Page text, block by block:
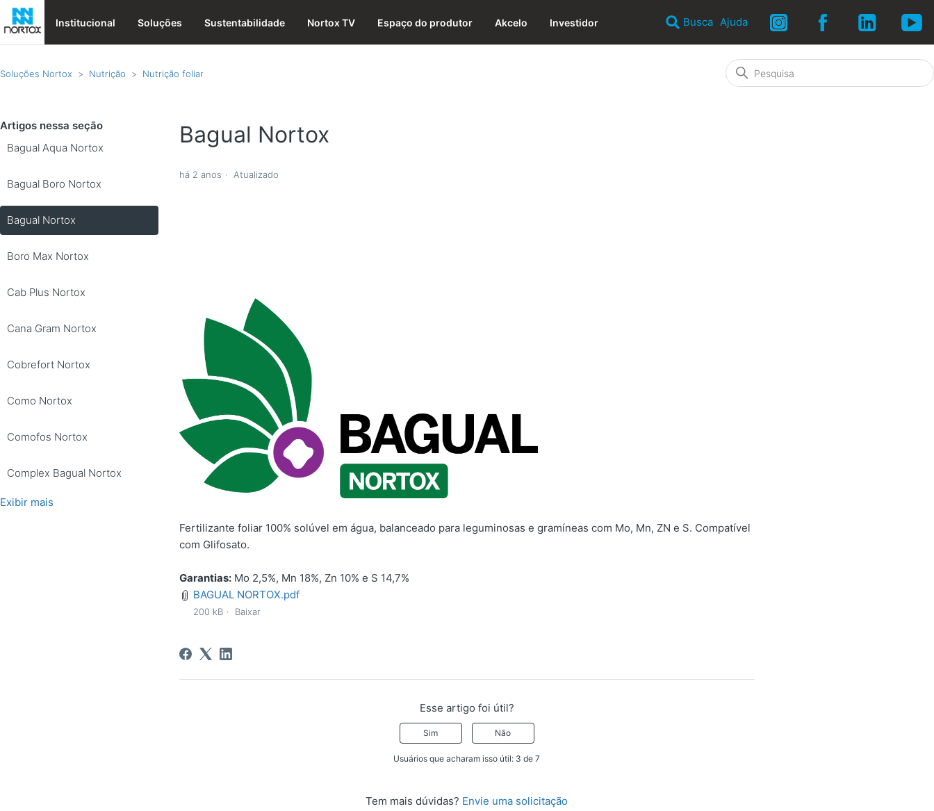
Institucional Soluções Sustentabilidade Nortox TV Espaço do produtor Akcelo Investidor Busca Ajuda
Soluções Nortox Nutrição Nutrição foliar
Artigos nessa seção
Bagual Aqua Nortox
Bagual Boro Nortox
Bagual Nortox
Boro Max Nortox
Cab Plus Nortox
Cana Gram Nortox
Cobrefort Nortox
Como Nortox
Comofos Nortox
Complex Bagual Nortox
Exibir mais
Bagual Nortox
há 2 anos Atualizado
Fertilizante foliar 100% solúvel em água, balanceado para leguminosas e gramíneas com Mo, Mn, ZN e S. Compatível
com Glifosato.
Garantias: Mo 2,5%, Mn 18%, Zn 10% e S 14,7%
BAGUAL NORTOX.pdf
200 kB Baixar
Esse artigo foi útil?
Sim Não
Usuários que acharam isso útil: 3 de 7
Tem mais dúvidas? Envie uma solicitação